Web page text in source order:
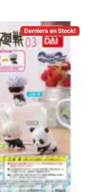
Derniers en Stock!